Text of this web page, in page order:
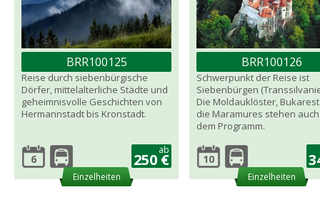
BRR100125
Reise durch siebenbürgische
Dörfer, mittelalterliche Städte und
geheimnisvolle Geschichten von
Hermannstadt bis Kronstadt.
6
ab
250 €
Einzelheiten
BRR100126
Schwerpunkt der Reise ist
Siebenbürgen
Die Moldauklöster,
die Maramures stehen
dem Programm.
10
Einzelheiten